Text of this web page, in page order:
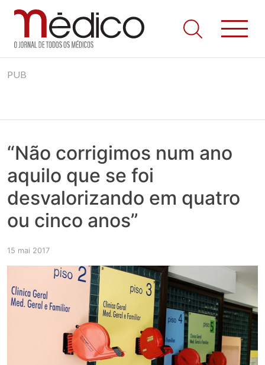
to
Jornal Médico
Médico – O Jornal de Todos os Médicos. Onde as notícias
realmente contam! Tudo o que se passa na Saúde!
PUB
“Não corrigimos num ano
aquilo que se foi
desvalorizando em quatro
ou cinco anos”
15 mai 2017